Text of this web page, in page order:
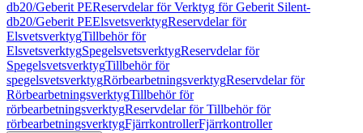
db20/Geberit PEReservdelar för Verktyg för Geberit Silent-
db20/Geberit PEElsvetsverktygReservdelar för
ElsvetsverktygTillbehör för
ElsvetsverktygSpegelsvetsverktygReservdelar för
SpegelsvetsverktygTillbehör för
spegelsvetsverktygRörbearbetningsverktygReservdelar för
RörbearbetningsverktygTillbehör för
rörbearbetningsverktygReservdelar för Tillbehör för
rörbearbetningsverktygFjärrkontrollerFjärrkontroller